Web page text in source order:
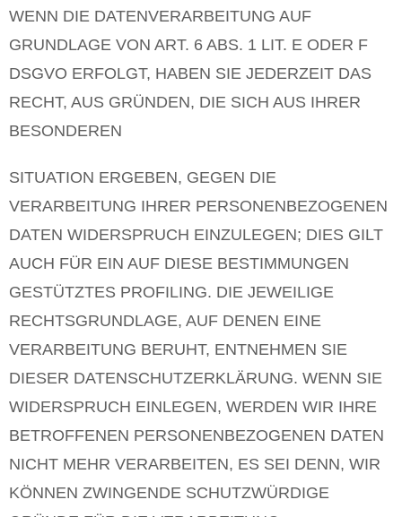
WENN DIE DATENVERARBEITUNG AUF
GRUNDLAGE VON ART. 6 ABS. 1 LIT. E ODER F
DSGVO ERFOLGT, HABEN SIE JEDERZEIT DAS
RECHT, AUS GRÜNDEN, DIE SICH AUS IHRER
BESONDEREN
SITUATION ERGEBEN, GEGEN DIE
VERARBEITUNG IHRER PERSONENBEZOGENEN
DATEN WIDERSPRUCH EINZULEGEN; DIES GILT
AUCH FÜR EIN AUF DIESE BESTIMMUNGEN
GESTÜTZTES PROFILING. DIE JEWEILIGE
RECHTSGRUNDLAGE, AUF DENEN EINE
VERARBEITUNG BERUHT, ENTNEHMEN SIE
DIESER DATENSCHUTZERKLÄRUNG. WENN SIE
WIDERSPRUCH EINLEGEN, WERDEN WIR IHRE
BETROFFENEN PERSONENBEZOGENEN DATEN
NICHT MEHR VERARBEITEN, ES SEI DENN, WIR
KÖNNEN ZWINGENDE SCHUTZWÜRDIGE